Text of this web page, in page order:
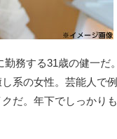
勤務する31歳の健一だ
系の女性。芸能人で
だ。年下でしっかりも